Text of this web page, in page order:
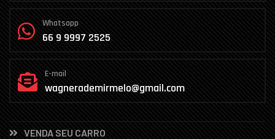
Whatsapp
66 9 9997 2525
E-mail
wagnerademirmelo@gmail.com
VENDA SEU CARRO